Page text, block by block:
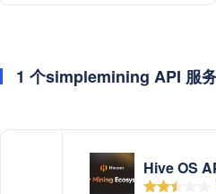
1 个simplemining API 服
Hive OS